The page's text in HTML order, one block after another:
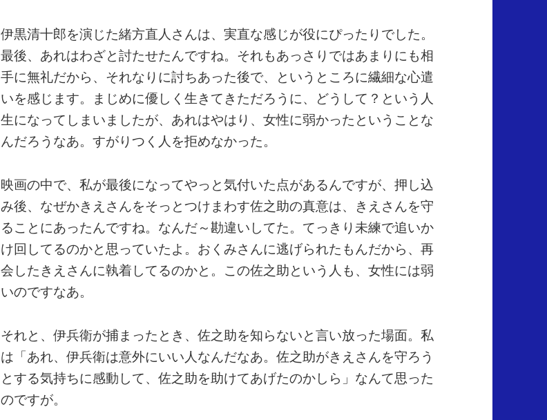
伊黒清十郎を演じた緒方直人さんは、実直な感じが役にぴったりでした。
最後、あれはわざと討たせたんですね。それもあっさりではあまりにも相
手に無礼だから、それなりに討ちあった後で、というところに繊細な心遣
いを感じます。まじめに優しく生きてきただろうに、どうして？という人
生になってしまいましたが、あれはやはり、女性に弱かったということな
んだろうなあ。すがりつく人を拒めなかった。
映画の中で、私が最後になってやっと気付いた点があるんですが、押し込
み後、なぜかきえさんをそっとつけまわす佐之助の真意は、きえさんを守
ることにあったんですね。なんだ～勘違いしてた。てっきり未練で追いか
け回してるのかと思っていたよ。おくみさんに逃げられたもんだから、再
会したきえさんに執着してるのかと。この佐之助という人も、女性には弱
いのですなあ。
それと、伊兵衛が捕まったとき、佐之助を知らないと言い放った場面。私
は「あれ、伊兵衛は意外にいい人なんだなあ。佐之助がきえさんを守ろう
とする気持ちに感動して、佐之助を助けてあげたのかしら」なんて思った
のですが。